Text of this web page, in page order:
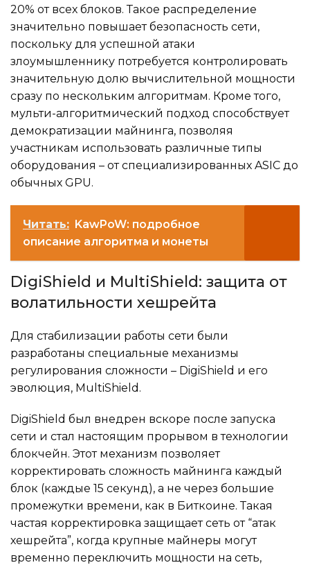
20% от всех блоков. Такое распределение
значительно повышает безопасность сети,
поскольку для успешной атаки
злоумышленнику потребуется контролировать
значительную долю вычислительной мощности
сразу по нескольким алгоритмам. Кроме того,
мульти-алгоритмический подход способствует
демократизации майнинга, позволяя
участникам использовать различные типы
оборудования – от специализированных ASIC до
обычных GPU.
Читать: KawPoW: подробное
описание алгоритма и монеты
DigiShield и MultiShield: защита от
волатильности хешрейта
Для стабилизации работы сети были
разработаны специальные механизмы
регулирования сложности – DigiShield и его
эволюция, MultiShield.
DigiShield был внедрен вскоре после запуска
сети и стал настоящим прорывом в технологии
блокчейн. Этот механизм позволяет
корректировать сложность майнинга каждый
блок (каждые 15 секунд), а не через большие
промежутки времени, как в Биткоине. Такая
частая корректировка защищает сеть от “атак
хешрейта”, когда крупные майнеры могут
временно переключить мощности на сеть,